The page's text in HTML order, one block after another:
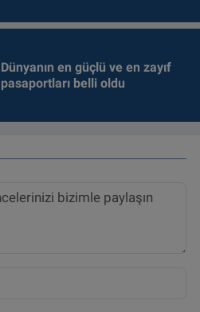
Dünyanın en güçlü ve en zayıf
pasaportları belli oldu